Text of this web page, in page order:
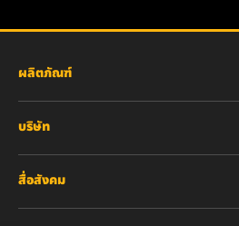
ผลิตภัณฑ์
รถยนต์ส่วนบุคคลและรถบรรทุกงานเบา
บริษัท
สื่อสังคม